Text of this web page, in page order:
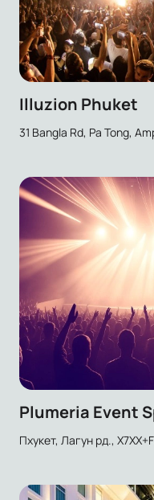
Illuzion Phuket
31 Bangla Rd, Pa Tong,
Plumeria Event
Пхукет, Лагун рд.,